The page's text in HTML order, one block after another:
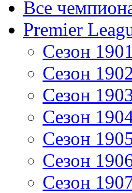
Все
Premier
Сезон
Сезон
Сезон
Сезон
Сезон
Сезон
Сезон